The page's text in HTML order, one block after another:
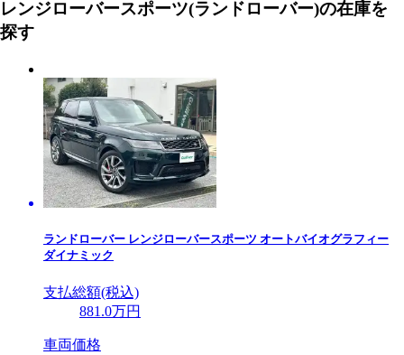
レンジローバースポーツ(ランドローバー)の在庫を
探す
ランドローバー レンジローバースポーツ オートバイオグラフィー
ダイナミック
支払総額(税込)
881.0万円
車両価格